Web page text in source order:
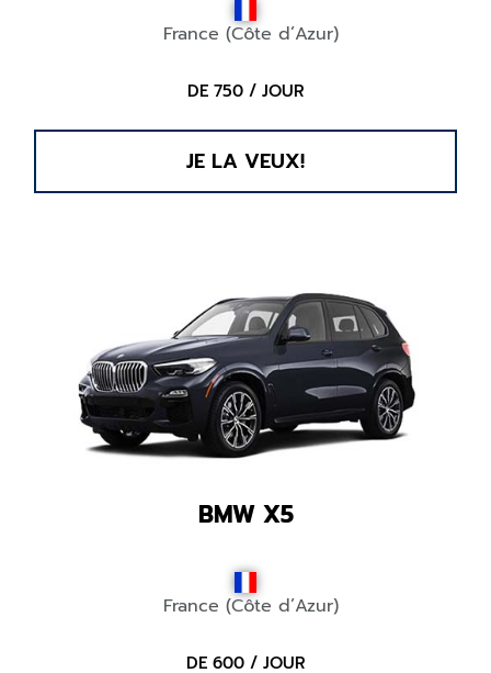
France (Côte d’Azur)
DE 750 / JOUR
JE LA VEUX!
BMW X5
France (Côte d’Azur)
DE 600 / JOUR